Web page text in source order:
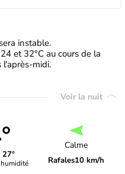
instable.
et 32°C au cours de la
l'après-midi.
Voir la nuit
27°
Calme
Rafales10 km/h